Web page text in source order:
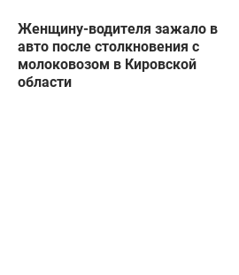
Женщину-водителя зажало в
авто после столкновения с
молоковозом в Кировской
области